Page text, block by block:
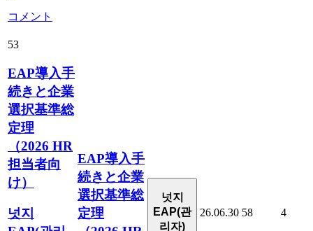
コメント
53
EAP導入手
続きと企業
選択基準総
定理
（2026 HR
担当者向
け）
넛지
EAP導入手
続きと企業
選択基準総
定理
넛지
EAP(관
리자)
26.06.30 58 4